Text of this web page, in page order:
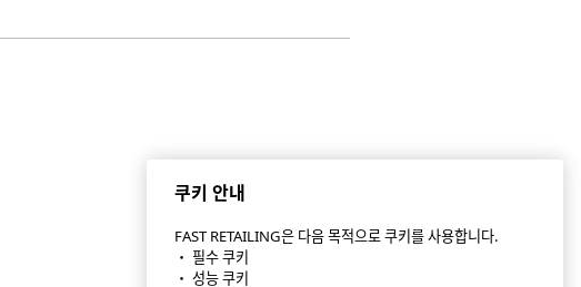
쿠키 안내
FAST RETAILING은 다음 목적으로 쿠키를 사용합니다.
・ 필수 쿠키
・ 성능 쿠키